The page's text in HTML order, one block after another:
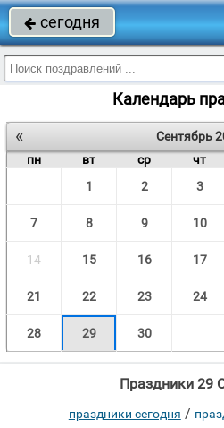
 сегодня
Календарь
«
Сентябрь
пн
вт ср чт
1
2 3
7 8 9 10
14 15 16 17
21 22 23 24
28 29 30
Праздники 29
праздники сегодня /